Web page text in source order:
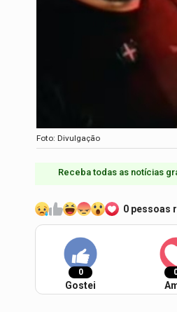
Foto: Divulgação
Receba todas as notícias
0 pessoas
0
Gostei